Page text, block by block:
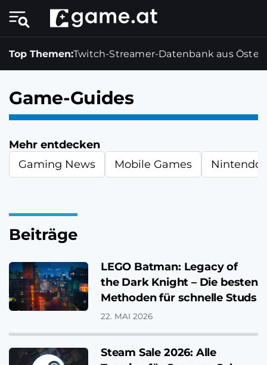
Top Themen:Twitch-Streamer-Datenbank aus
Game-Guides
Mehr entdecken
Gaming News
Mobile Games Nintendo
Beiträge
LEGO Batman: Legacy of
the Dark Knight – Die besten
Methoden für schnelle Studs
22. MAI 2026
Steam Sale 2026: Alle